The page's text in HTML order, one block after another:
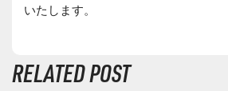
いたします。
RELATED POST